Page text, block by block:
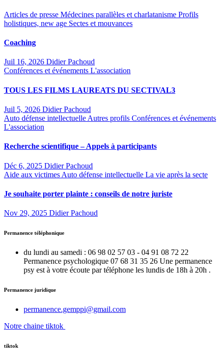
Articles de presse Médecines parallèles et charlatanisme Profils
holistiques, new age Sectes et mouvances
Coaching
Juil 16, 2026 Didier Pachoud
Conférences et événements L'association
TOUS LES FILMS LAUREATS DU SECTIVAL3
Juil 5, 2026 Didier Pachoud
Auto défense intellectuelle Autres profils Conférences et événements
L'association
Recherche scientifique – Appels à participants
Déc 6, 2025 Didier Pachoud
Aide aux victimes Auto défense intellectuelle La vie après la secte
Je souhaite porter plainte : conseils de notre juriste
Nov 29, 2025 Didier Pachoud
Permanence téléphonique
du lundi au samedi : 06 98 02 57 03 - 04 91 08 72 22
Permanence psychologique 07 68 31 35 26 Une permanence
psy est à votre écoute par téléphone les lundis de 18h à 20h .
Permanence juridique
permanence.gemppi@gmail.com
Notre chaine tiktok
tiktok